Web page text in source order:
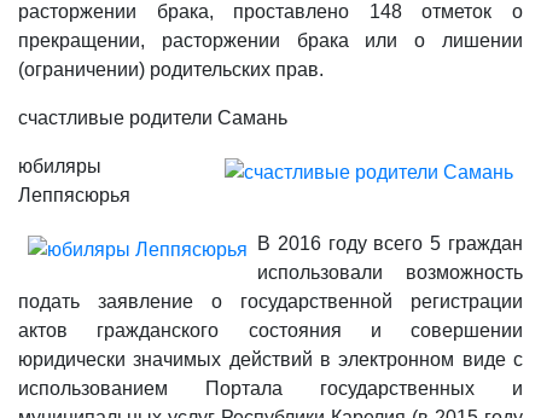
расторжении брака, проставлено 148 отметок о
прекращении, расторжении брака или о лишении
(ограничении) родительских прав.
счастливые родители Самань
юбиляры
Леппясюрья
В 2016 году всего 5 граждан
использовали возможность
подать заявление о государственной регистрации
актов гражданского состояния и совершении
юридически значимых действий в электронном виде с
использованием Портала государственных и